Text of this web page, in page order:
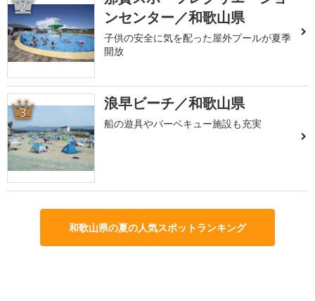
2
ンセンター／和歌山県
子供の安全に気を配った屋外プールが夏季
開放
3 浪早ビーチ／和歌山県
船の遊具やバーベキュー施設も充実
和歌山県の夏の人気スポットランキング